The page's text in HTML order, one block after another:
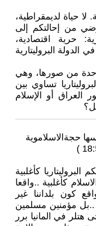
لا حياة لديمقراطية،
من إحالتكم إلى
حرية اقتصادية،
الدولة البروليتارية
واحدة من صورها، وهي
تساوي بين
العراق أو الإسلام
كأغلبية
كأغلبية ..واقعا
كون بلداننا غير
..بل مؤمنين مسلمين
في المانيا برر